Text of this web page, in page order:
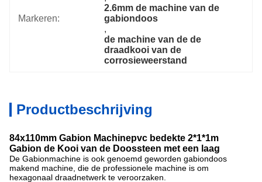
Markeren:
2.6mm de machine van de
gabiondoos
,
de machine van de de
draadkooi van de
corrosieweerstand
Productbeschrijving
84x110mm Gabion Machinepvc bedekte 2*1*1m
Gabion de Kooi van de Doossteen met een laag
De Gabionmachine is ook genoemd geworden gabiondoos
makend machine, die de professionele machine is om
hexagonaal draadnetwerk te veroorzaken.